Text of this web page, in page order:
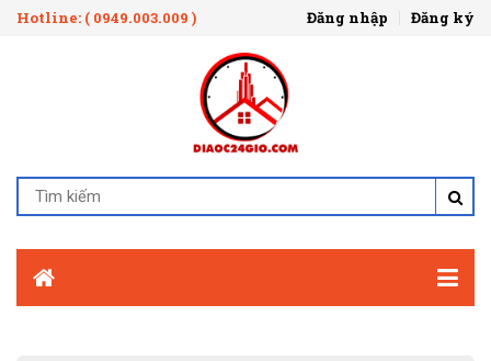
Hotline: ( 0949.003.009 ) Đăng nhập Đăng ký